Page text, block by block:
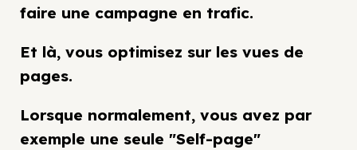
faire une campagne en trafic.
Et là, vous optimisez sur les vues de
pages.
Lorsque normalement, vous avez par
exemple une seule "Self-page"